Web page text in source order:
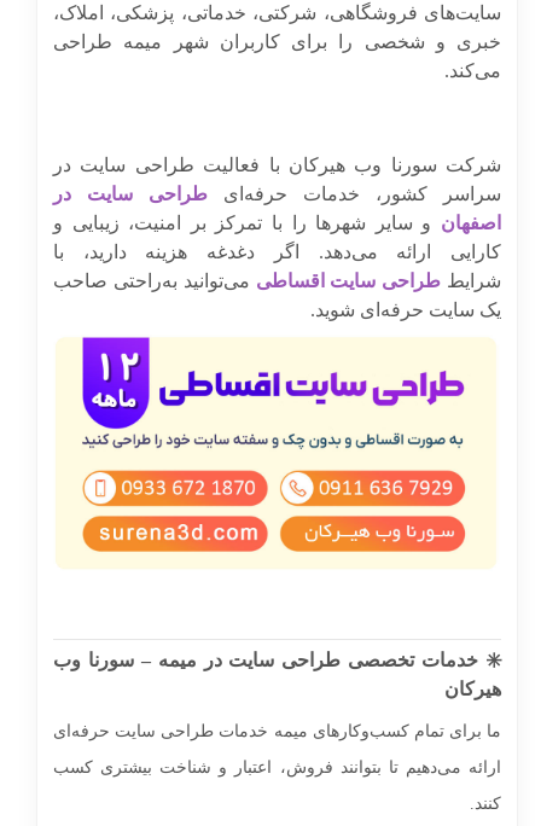
سایت‌های فروشگاهی، شرکتی، خدماتی، پزشکی، املاک،
خبری و شخصی را برای کاربران شهر میمه طراحی
می‌کند.
شرکت سورنا وب هیرکان با فعالیت طراحی سایت در
سراسر کشور، خدمات حرفه‌ای طراحی سایت در
اصفهان و سایر شهرها را با تمرکز بر امنیت، زیبایی و
کارایی ارائه می‌دهد. اگر دغدغه هزینه دارید، با
شرایط طراحی سایت اقساطی می‌توانید به‌راحتی صاحب
یک سایت حرفه‌ای شوید.
✳️ خدمات تخصصی طراحی سایت در میمه – سورنا وب
هیرکان
ما برای تمام کسب‌وکارهای میمه خدمات طراحی سایت حرفه‌ای
ارائه می‌دهیم تا بتوانند فروش، اعتبار و شناخت بیشتری کسب
کنند.